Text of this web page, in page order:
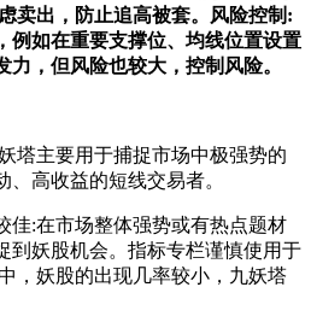
卖出，防止追高被套。风险控制:
，例如在重要支撑位、均线位置设置
力，但风险也较大，控制风险。
塔主要用于捕捉市场中极强势的
高收益的短线交易者。
佳:在市场整体强势或有热点题材
到妖股机会。指标专栏谨慎使用于
，妖股的出现几率较小，九妖塔